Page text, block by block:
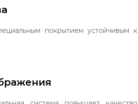
покрытием устойчивым к